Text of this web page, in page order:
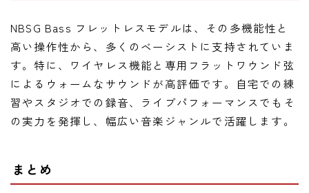
NBSG Bass フレットレスモデルは、その多機能性と
高い操作性から、多くのベーシストに支持されていま
す。特に、ワイヤレス機能と専用フラットワウンド弦
によるウォームなサウンドが高評価です。自宅での練
習やスタジオでの録音、ライブパフォーマンスでもそ
の実力を発揮し、幅広い音楽ジャンルで活躍します。
まとめ